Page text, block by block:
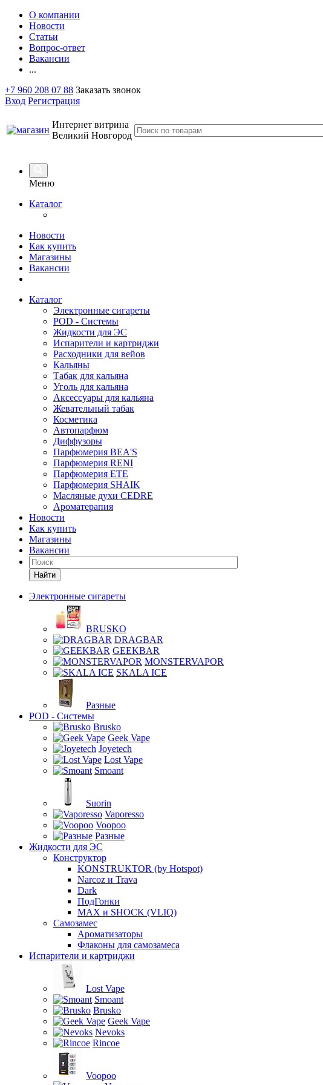
О компании
Новости
Статьи
Вопрос-ответ
Вакансии
...
+7 960 208 07 88 Заказать звонок
Вход Регистрация
Интернет витрина
Великий Новгород
Меню
Каталог
Новости
Как купить
Магазины
Вакансии
Каталог
Электронные сигареты
POD - Системы
Жидкости для ЭС
Испарители и картриджи
Расходники для вейов
Кальяны
Табак для кальяна
Уголь для кальяна
Аксессуары для кальяна
Жевательный табак
Косметика
Автопарфюм
Диффузоры
Парфюмерия BEA'S
Парфюмерия RENI
Парфюмерия ETE
Парфюмерия SHAIK
Масляные духи CEDRE
Ароматерапия
Новости
Как купить
Магазины
Вакансии
Найти
Электронные сигареты
BRUSKO
DRAGBAR
GEEKBAR
MONSTERVAPOR
SKALA ICE
Разные
POD - Системы
Brusko
Geek Vape
Joyetech
Lost Vape
Smoant
Suorin
Vaporesso
Voopoo
Разные
Жидкости для ЭС
Конструктор
KONSTRUKTOR (by Hotspot)
Narcoz и Trava
Dark
ПодГонки
MAX и SHOCK (VLIQ)
Самозамес
Ароматизаторы
Флаконы для самозамеса
Испарители и картриджи
Lost Vape
Smoant
Brusko
Geek Vape
Nevoks
Rincoe
Voopoo